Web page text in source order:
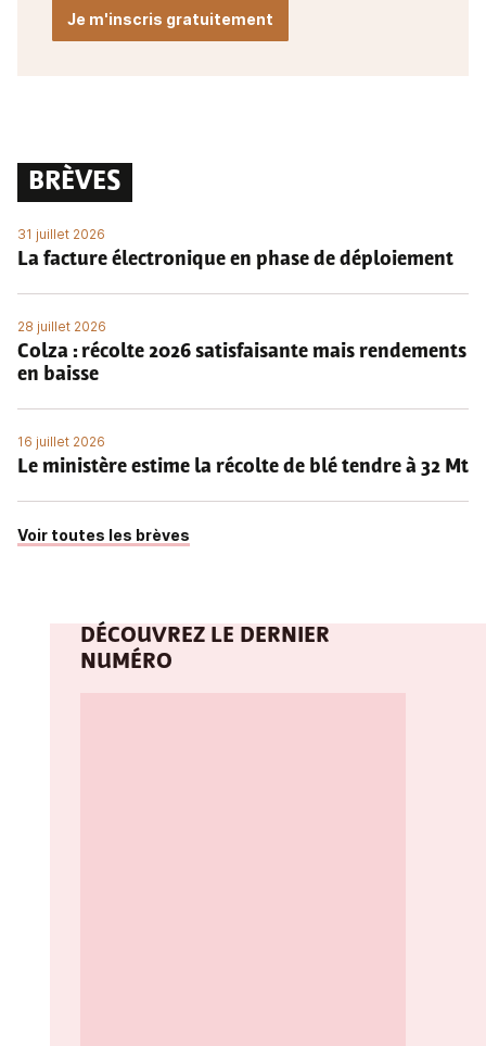
Je m'inscris gratuitement
BRÈVES
31 juillet 2026
La facture électronique en phase de déploiement
28 juillet 2026
Colza : récolte 2026 satisfaisante mais rendements
en baisse
16 juillet 2026
Le ministère estime la récolte de blé tendre à 32 Mt
Voir toutes les brèves
DÉCOUVREZ LE DERNIER
NUMÉRO